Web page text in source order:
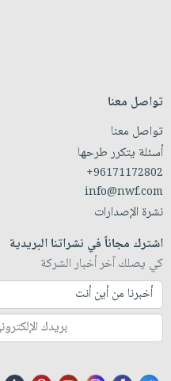
تواصل معنا
تواصل معنا
أسئلة يتكرر طرحها
+96171172802
info@nwf.com
نشرة الإصدارات
اشترك مجاناً في نشراتنا البريدية
كي يصلك آخر أخبار الشركة